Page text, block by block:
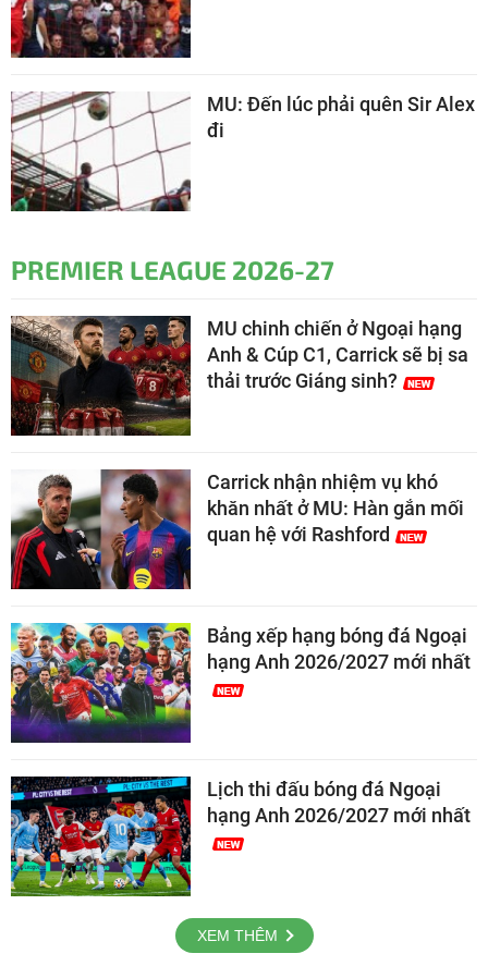
MU: Đến lúc phải quên Sir Alex
đi
PREMIER LEAGUE 2026-27
MU chinh chiến ở Ngoại hạng
Anh & Cúp C1, Carrick sẽ bị sa
thải trước Giáng sinh?
Carrick nhận nhiệm vụ khó
khăn nhất ở MU: Hàn gắn mối
quan hệ với Rashford
Bảng xếp hạng bóng đá Ngoại
hạng Anh 2026/2027 mới nhất
Lịch thi đấu bóng đá Ngoại
hạng Anh 2026/2027 mới nhất
XEM THÊM